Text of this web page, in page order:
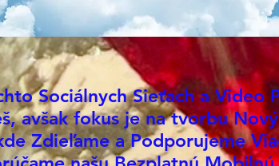
Sociálnych Sieťach a Video
avšak fokus je na tvorbu
Zdieľame a Podporujeme